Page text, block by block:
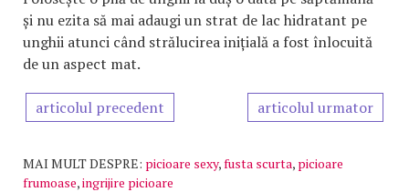
și nu ezita să mai adaugi un strat de lac hidratant pe
unghii atunci când strălucirea inițială a fost înlocuită
de un aspect mat.
articolul precedent articolul urmator
MAI MULT DESPRE: picioare sexy,fusta scurta, picioare
frumoase,ingrijire picioare